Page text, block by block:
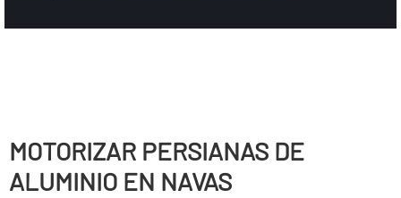
MOTORIZAR PERSIANAS DE
ALUMINIO EN NAVAS